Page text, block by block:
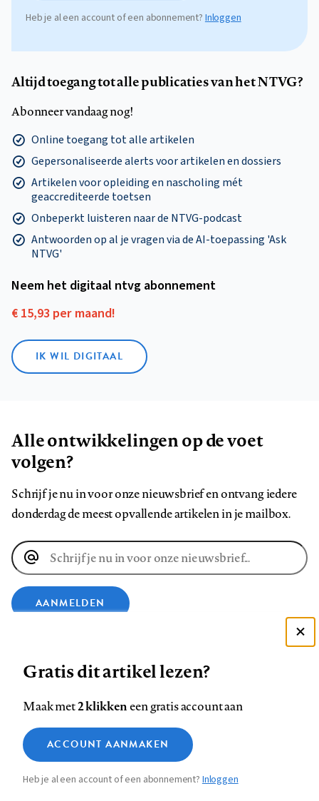
Heb je al een account of een abonnement?Inloggen
Altijd toegang tot alle publicaties van het NTVG?
Abonneer vandaag nog!
Online toegang tot alle artikelen
Gepersonaliseerde alerts voor artikelen en dossiers
Artikelen voor opleiding en nascholing mét
geaccrediteerde toetsen
Onbeperkt luisteren naar de NTVG-podcast
Antwoorden op al je vragen via de AI-toepassing 'Ask
NTVG'
Neem het digitaal ntvg abonnement
€ 15,93 per maand!
IK WIL DIGITAAL
Alle ontwikkelingen op de voet
volgen?
Schrijf je nu in voor onze nieuwsbrief en ontvang iedere
donderdag de meest opvallende artikelen in je mailbox.
E-
mailadres
AANMELDEN
op
Facebook
op
LinkedIn
op
Bluesky
ons
op
InstagramYouTube
Footer
Contact Colofon Disclaimer Privacy
Medische vragen verdienen
betrouwbare antwoorden
Gratis dit artikel lezen?
Maak met2 klikkeneen gratis account aan
ACCOUNT AANMAKEN
Heb je al een account of een abonnement?Inloggen
Zie onze cookie policy
Analytische cookies
Marketing cookies